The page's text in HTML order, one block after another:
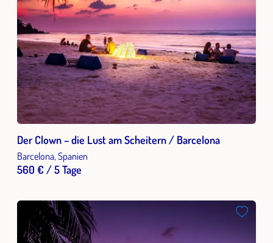
Der Clown – die Lust am Scheitern / Barcelona
Barcelona, Spanien
560 € / 5 Tage